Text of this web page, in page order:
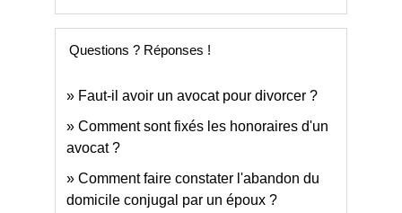
Questions ? Réponses !
Faut-il avoir un avocat pour divorcer ?
Comment sont fixés les honoraires d'un
avocat ?
Comment faire constater l'abandon du
domicile conjugal par un époux ?